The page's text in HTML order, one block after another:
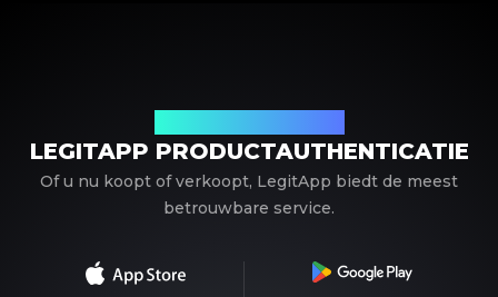
LEGITAPP PRODUCTAUTHENTICATIE
Of u nu koopt of verkoopt, LegitApp biedt de meest
betrouwbare service.